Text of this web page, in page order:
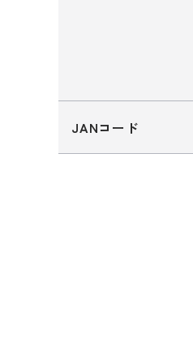
JANコード